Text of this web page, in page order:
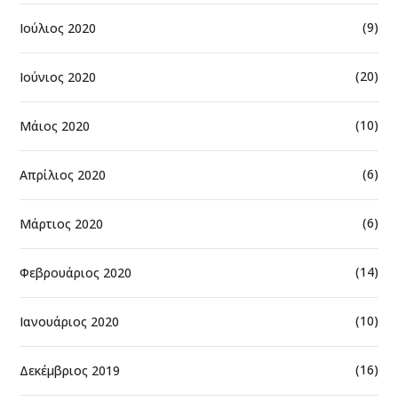
Ιούλιος 2020 (9)
Ιούνιος 2020 (20)
Μάιος 2020 (10)
Απρίλιος 2020 (6)
Μάρτιος 2020 (6)
Φεβρουάριος 2020 (14)
Ιανουάριος 2020 (10)
Δεκέμβριος 2019 (16)